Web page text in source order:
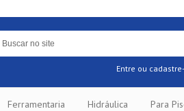
Entre ou
Ferramentaria Hidráulica Para